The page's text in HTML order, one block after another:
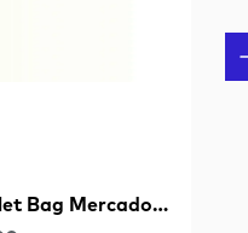
Bag Mercado